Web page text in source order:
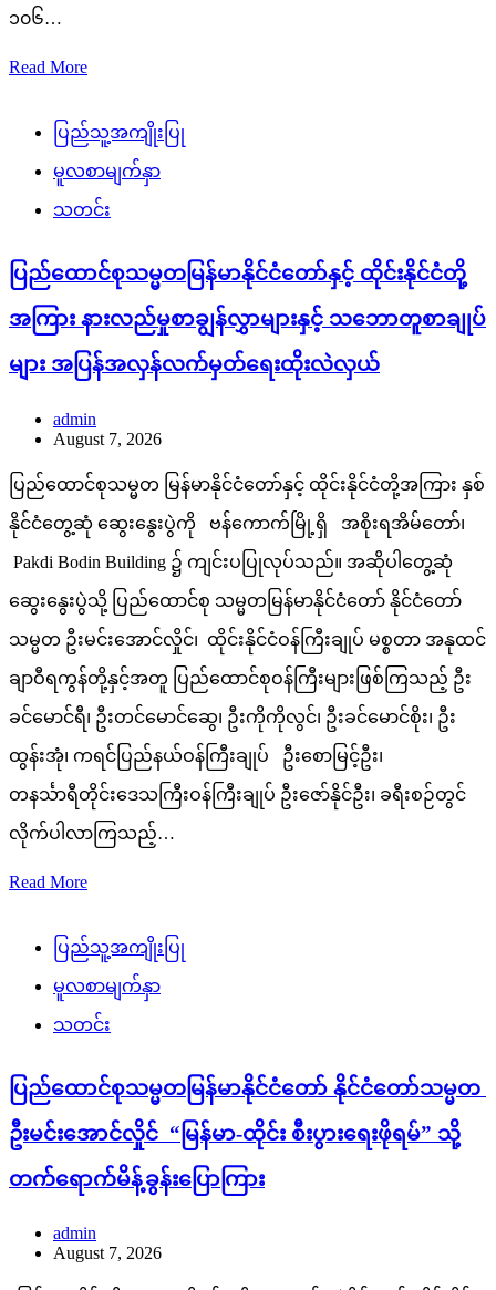
၁၀၆…
Read More
ပြည်သူ့အကျိုးပြု
မူလစာမျက်နှာ
သတင်း
ပြည်ထောင်စုသမ္မတမြန်မာနိုင်ငံတော်နှင့် ထိုင်းနိုင်ငံတို့
အကြား နားလည်မှုစာချွန်လွှာများနှင့် သဘောတူစာချုပ်
များ အပြန်အလှန်လက်မှတ်ရေးထိုးလဲလှယ်
admin
August 7, 2026
ပြည်ထောင်စုသမ္မတ မြန်မာနိုင်ငံတော်နှင့် ထိုင်းနိုင်ငံတို့အကြား နှစ်
နိုင်ငံတွေ့ဆုံ ဆွေးနွေးပွဲကို ဗန်ကောက်မြို့ရှိ အစိုးရအိမ်တော်၊
Pakdi Bodin Building ၌ ကျင်းပပြုလုပ်သည်။ အဆိုပါတွေ့ဆုံ
ဆွေးနွေးပွဲသို့ ပြည်ထောင်စု သမ္မတမြန်မာနိုင်ငံတော် နိုင်ငံတော်
သမ္မတ ဦးမင်းအောင်လှိုင်၊ ထိုင်းနိုင်ငံဝန်ကြီးချုပ် မစ္စတာ အနုထင်
ချာဝီရကွန်တို့နှင့်အတူ ပြည်ထောင်စုဝန်ကြီးများဖြစ်ကြသည့် ဦး
ခင်မောင်ရီ၊ ဦးတင်မောင်ဆွေ၊ ဦးကိုကိုလွင်၊ ဦးခင်မောင်စိုး၊ ဦး
ထွန်းအုံ၊ ကရင်ပြည်နယ်ဝန်ကြီးချုပ် ဦးစောမြင့်ဦး၊
တနင်္သာရီတိုင်းဒေသကြီးဝန်ကြီးချုပ် ဦးဇော်နိုင်ဦး၊ ခရီးစဉ်တွင်
လိုက်ပါလာကြသည့်…
Read More
ပြည်သူ့အကျိုးပြု
မူလစာမျက်နှာ
သတင်း
ပြည်ထောင်စုသမ္မတမြန်မာနိုင်ငံတော် နိုင်ငံတော်သမ္မတ
ဦးမင်းအောင်လှိုင် “မြန်မာ-ထိုင်း စီးပွားရေးဖိုရမ်” သို့
တက်ရောက်မိန့်ခွန်းပြောကြား
admin
August 7, 2026